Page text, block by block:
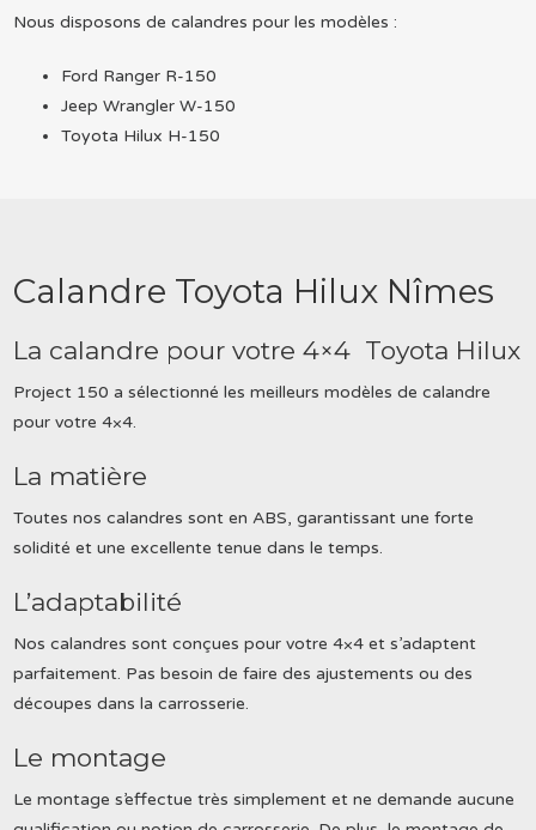
Nous disposons de calandres pour les modèles :
Ford Ranger R-150
Jeep Wrangler W-150
Toyota Hilux H-150
Calandre Toyota Hilux Nîmes
La calandre pour votre 4×4 Toyota Hilux
Project 150 a sélectionné les meilleurs modèles de calandre
pour votre 4×4.
La matière
Toutes nos calandres sont en ABS, garantissant une forte
solidité et une excellente tenue dans le temps.
L’adaptabilité
Nos calandres sont conçues pour votre 4×4 et s’adaptent
parfaitement. Pas besoin de faire des ajustements ou des
découpes dans la carrosserie.
Le montage
Le montage s’effectue très simplement et ne demande aucune